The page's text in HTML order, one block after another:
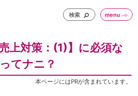
検索 menu
上対策：(1)】に必須な
てナニ？
本ページにはPRが含まれています。